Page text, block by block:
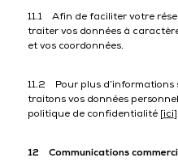
11.1 Afin de faciliter votre
traiter vos données à
et vos coordonnées.
11.2 Pour plus d’informations
traitons vos données
politique de confidentialité [ici].
12 Communications